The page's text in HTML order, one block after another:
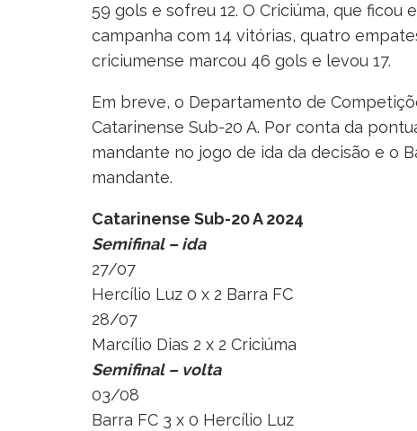
59 gols e sofreu 12. O Criciúma, que
campanha com 14 vitórias, quatro
criciumense marcou 46 gols e levou 17.
Em breve, o Departamento de
Catarinense Sub-20 A. Por conta da
mandante no jogo de ida da decisão e o
mandante.
Catarinense Sub-20 A 2024
Semifinal – ida
27/07
Hercílio Luz 0 x 2 Barra FC
28/07
Marcílio Dias 2 x 2 Criciúma
Semifinal – volta
03/08
Barra FC 3 x 0 Hercílio Luz